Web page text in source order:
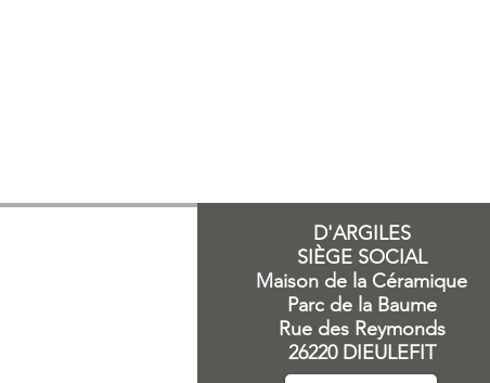
D'ARGILES
SIÈGE SOCIAL
Maison de la Céramique
Parc de la Baume
Rue des Reymonds
26220 DIEULEFIT